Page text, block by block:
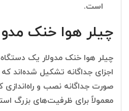
است.
چیلر هوا خنک
چیلر هوا خنک مدولار یک
اجزای جداگانه تشکیل شده‌اند که
صورت جداگانه نصب و راه‌اندازی
معمولاً برای ظرفیت‌های بزرگ